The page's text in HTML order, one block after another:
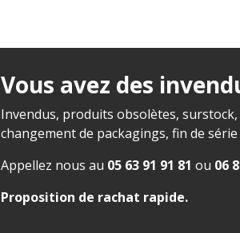
Vous avez des
Invendus, produits obsolètes,
changement de packagings, fin de série
Appellez nous au 05 63 91 91 81 ou 06
Proposition de rachat rapide.